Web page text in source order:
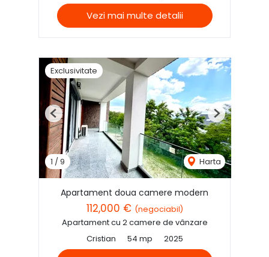
Vezi mai multe detalii
Exclusivitate
1 /9 Harta
Previous Next
Apartament doua camere modern
112,000 € (negociabil)
Apartament cu 2 camere de vânzare
Cristian
54 mp 2025